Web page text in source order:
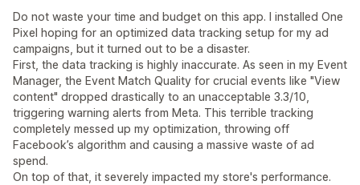
Do not waste your time and budget on this app. I installed One
Pixel hoping for an optimized data tracking setup for my ad
campaigns, but it turned out to be a disaster.
First, the data tracking is highly inaccurate. As seen in my Event
Manager, the Event Match Quality for crucial events like "View
content" dropped drastically to an unacceptable 3.3/10,
triggering warning alerts from Meta. This terrible tracking
completely messed up my optimization, throwing off
Facebook’s algorithm and causing a massive waste of ad
spend.
On top of that, it severely impacted my store's performance.